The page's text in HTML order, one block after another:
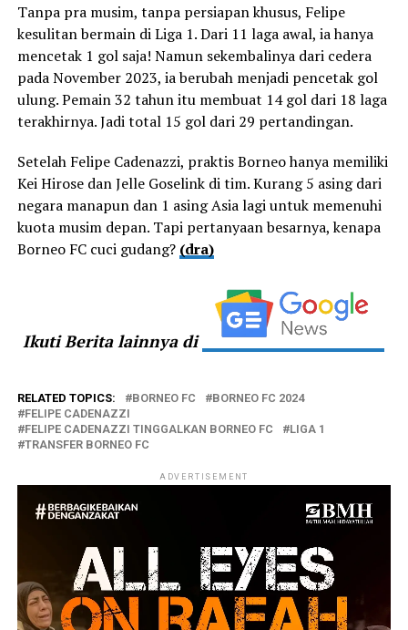
Tanpa pra musim, tanpa persiapan khusus, Felipe
kesulitan bermain di Liga 1. Dari 11 laga awal, ia hanya
mencetak 1 gol saja! Namun sekembalinya dari cedera
pada November 2023, ia berubah menjadi pencetak gol
ulung. Pemain 32 tahun itu membuat 14 gol dari 18 laga
terakhirnya. Jadi total 15 gol dari 29 pertandingan.
Setelah Felipe Cadenazzi, praktis Borneo hanya memiliki
Kei Hirose dan Jelle Goselink di tim. Kurang 5 asing dari
negara manapun dan 1 asing Asia lagi untuk memenuhi
kuota musim depan. Tapi pertanyaan besarnya, kenapa
Borneo FC cuci gudang? (dra)
Ikuti Berita lainnya di
RELATED TOPICS: BORNEO FC
BORNEO FC 2024
FELIPE CADENAZZI
FELIPE CADENAZZI TINGGALKAN BORNEO FC
LIGA 1
TRANSFER BORNEO FC
ADVERTISEMENT